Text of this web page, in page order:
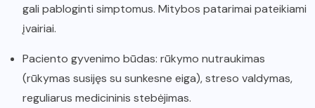
gali pabloginti simptomus. Mitybos patarimai pateikiami
įvairiai.
Paciento gyvenimo būdas: rūkymo nutraukimas
(rūkymas susijęs su sunkesne eiga), streso valdymas,
reguliarus medicininis stebėjimas.